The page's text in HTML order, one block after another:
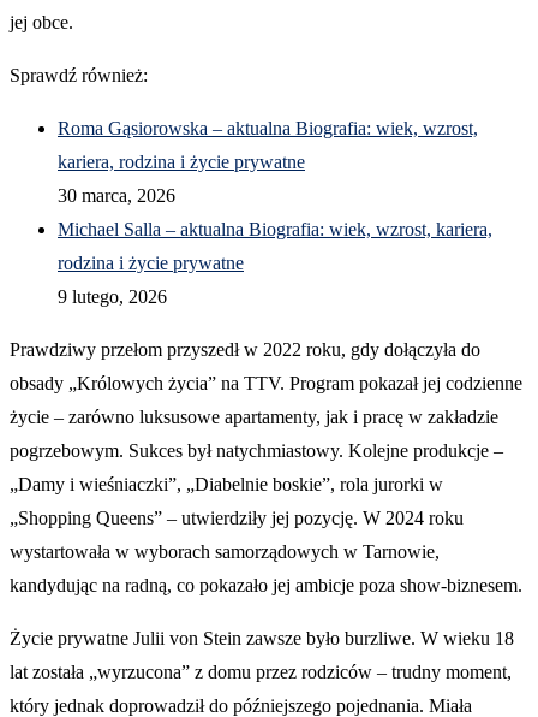
jej obce.
Sprawdź również:
Roma Gąsiorowska – aktualna Biografia: wiek, wzrost,
kariera, rodzina i życie prywatne
30 marca, 2026
Michael Salla – aktualna Biografia: wiek, wzrost, kariera,
rodzina i życie prywatne
9 lutego, 2026
Prawdziwy przełom przyszedł w 2022 roku, gdy dołączyła do
obsady „Królowych życia” na TTV. Program pokazał jej codzienne
życie – zarówno luksusowe apartamenty, jak i pracę w zakładzie
pogrzebowym. Sukces był natychmiastowy. Kolejne produkcje –
„Damy i wieśniaczki”, „Diabelnie boskie”, rola jurorki w
„Shopping Queens” – utwierdziły jej pozycję. W 2024 roku
wystartowała w wyborach samorządowych w Tarnowie,
kandydując na radną, co pokazało jej ambicje poza show-biznesem.
Życie prywatne Julii von Stein zawsze było burzliwe. W wieku 18
lat została „wyrzucona” z domu przez rodziców – trudny moment,
który jednak doprowadził do późniejszego pojednania. Miała